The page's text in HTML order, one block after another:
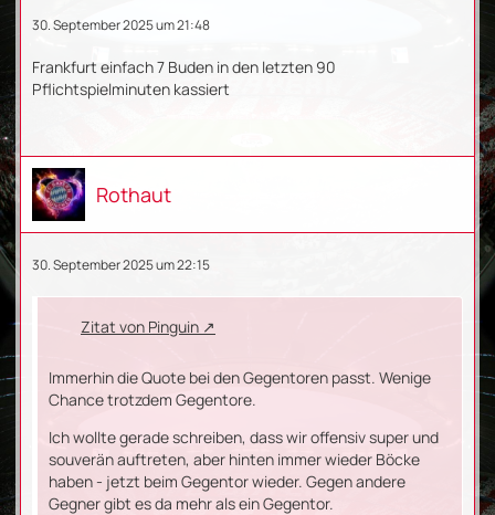
30. September 2025 um 21:48
Frankfurt einfach 7 Buden in den letzten 90
Pflichtspielminuten kassiert
Rothaut
30. September 2025 um 22:15
Zitat von Pinguin
Immerhin die Quote bei den Gegentoren passt. Wenige
Chance trotzdem Gegentore.
Ich wollte gerade schreiben, dass wir offensiv super und
souverän auftreten, aber hinten immer wieder Böcke
haben - jetzt beim Gegentor wieder. Gegen andere
Gegner gibt es da mehr als ein Gegentor.